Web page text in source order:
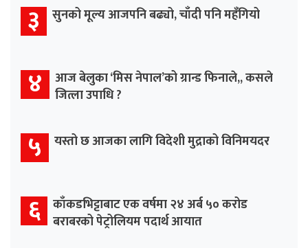
३ सुनको मूल्य आजपनि बढ्यो, चाँदी पनि महँगियो
४ आज बेलुका ‘मिस नेपाल’को ग्रान्ड फिनाले,, कसले
जित्ला उपाधि ?
५ यस्तो छ आजका लागि विदेशी मुद्राको विनिमयदर
६ काँकडभिट्टाबाट एक वर्षमा २४ अर्ब ५० करोड
बराबरको पेट्रोलियम पदार्थ आयात